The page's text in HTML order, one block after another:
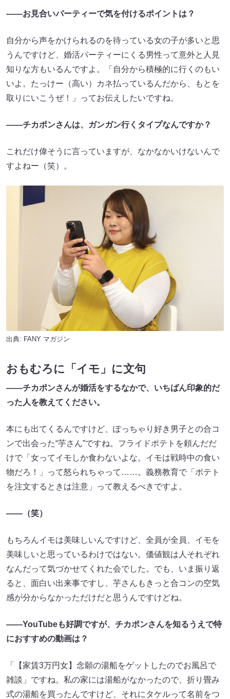
――お見合いパーティーで気を付けるポイントは？
自分から声をかけられるのを待っている女の子が多いと思
うんですけど、婚活パーティーにくる男性って意外と人見
知りな方もいるんですよ。「自分から積極的に行くのもい
いよ。たっけー（高い）カネ払っているんだから、もとを
取りにいこうぜ！」ってお伝えしたいですね。
――チカポンさんは、ガンガン行くタイプなんですか？
これだけ偉そうに言っていますが、なかなかいけないんで
すよねー（笑）。
出典: FANY マガジン
おもむろに「イモ」に文句
――チカポンさんが婚活をするなかで、いちばん印象的だ
った人を教えてください。
本にも出てくるんですけど、ぽっちゃり好き男子との合コ
ンで出会った“芋さん”ですね。フライドポテトを頼んだだ
けで「女ってイモしか食わないよな。イモは戦時中の食い
物だろ！」って怒られちゃって……。義務教育で「ポテト
を注文するときは注意」って教えるべきですよ。
――（笑）
もちろんイモは美味しいんですけど、全員が全員、イモを
美味しいと思っているわけではない。価値観は人それぞれ
なんだって気づかせてくれた会でした。でも、いま振り返
ると、面白い出来事ですし、芋さんもきっと合コンの空気
感が分からなかっただけだと思うんですけどね。
――YouTubeも好調ですが、チカポンさんを知るうえで特
におすすめの動画は？
「【家賃3万円女】念願の湯船をゲットしたのでお風呂で
雑談」ですね。私の家には湯船がなかったので、折り畳み
式の湯船を買ったんですけど、それにタケルって名前をつ